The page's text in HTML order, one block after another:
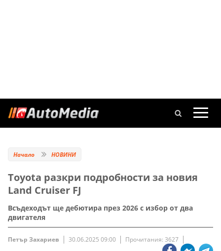
Начало НОВИНИ
Toyota разкри подробности за новия
Land Cruiser FJ
Всъдеходът ще дебютира през 2026 с избор от два
двигателя
Петър Захариев 30.06.2025 09:00 Прочитания: 3627